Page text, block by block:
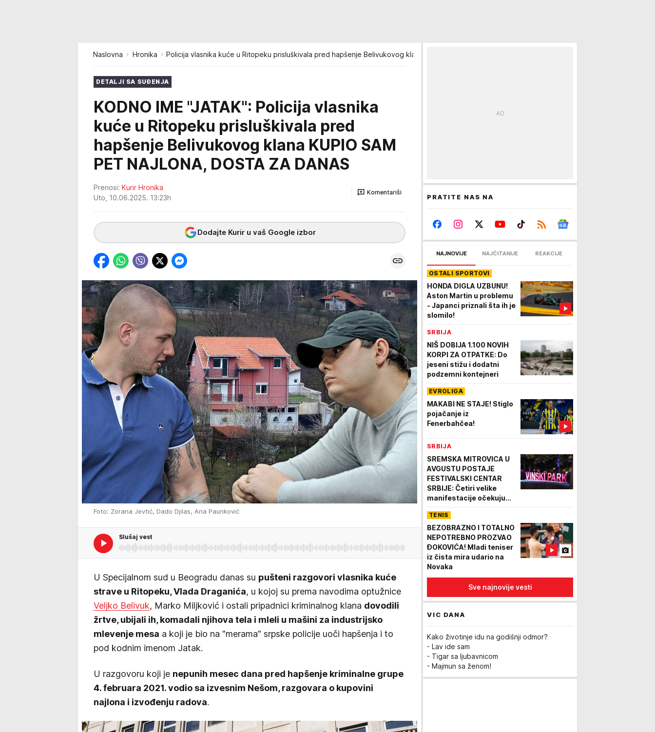
Naslovna Hronika Policija vlasnika kuće u Ritopeku prisluškivala pred hapšenje Belivukovog klana
DETALJI SA SUĐENJA
KODNO IME "JATAK": Policija vlasnika
kuće u Ritopeku prisluškivala pred
hapšenje Belivukovog klana KUPIO SAM
PET NAJLONA, DOSTA ZA DANAS
Prenosi: Kurir Hronika
Uto, 10.06.2025. 13:23h
Komentariši
Dodajte Kurir u vaš Google izbor
Foto: Zorana Jevtić, Dado Djilas, Ana Paunković
Slušaj vest
U Specijalnom sud u Beogradu danas su pušteni razgovori vlasnika kuće
strave u Ritopeku, Vlada Draganića, u kojoj su prema navodima optužnice
Veljko Belivuk, Marko Miljković i ostali pripadnici kriminalnog klana dovodili
žrtve, ubijali ih, komadali njihova tela i mleli u mašini za industrijsko
mlevenje mesa a koji je bio na "merama" srpske policije uoči hapšenja i to
pod kodnim imenom Jatak.
U razgovoru koji je nepunih mesec dana pred hapšenje kriminalne grupe
4. februara 2021. vodio sa izvesnim Nešom, razgovara o kupovini
najlona i izvođenju radova.
PRATITE NAS NA
NAJNOVIJE NAJČITANIJE REAKCIJE
OSTALI SPORTOVI
HONDA DIGLA UZBUNU!
Aston Martin u problemu
- Japanci priznali šta ih je
slomilo!
SRBIJA
NIŠ DOBIJA 1.100 NOVIH
KORPI ZA OTPATKE: Do
jeseni stižu i dodatni
podzemni kontejneri
EVROLIGA
MAKABI NE STAJE! Stiglo
pojačanje iz
Fenerbahčea!
SRBIJA
SREMSKA MITROVICA U
AVGUSTU POSTAJE
FESTIVALSKI CENTAR
SRBIJE: Četiri velike
manifestacije očekuju
posetilaca
TENIS
BEZOBRAZNO I TOTALNO
NEPOTREBNO PROZVAO
ĐOKOVIĆA! Mladi teniser
iz čista mira udario na
Novaka
Sve najnovije vesti
VIC DANA
Kako životinje idu na godišnji odmor?
- Lav ide sam
- Tigar sa ljubavnicom
- Majmun sa ženom!